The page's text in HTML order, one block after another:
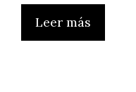
Leer más